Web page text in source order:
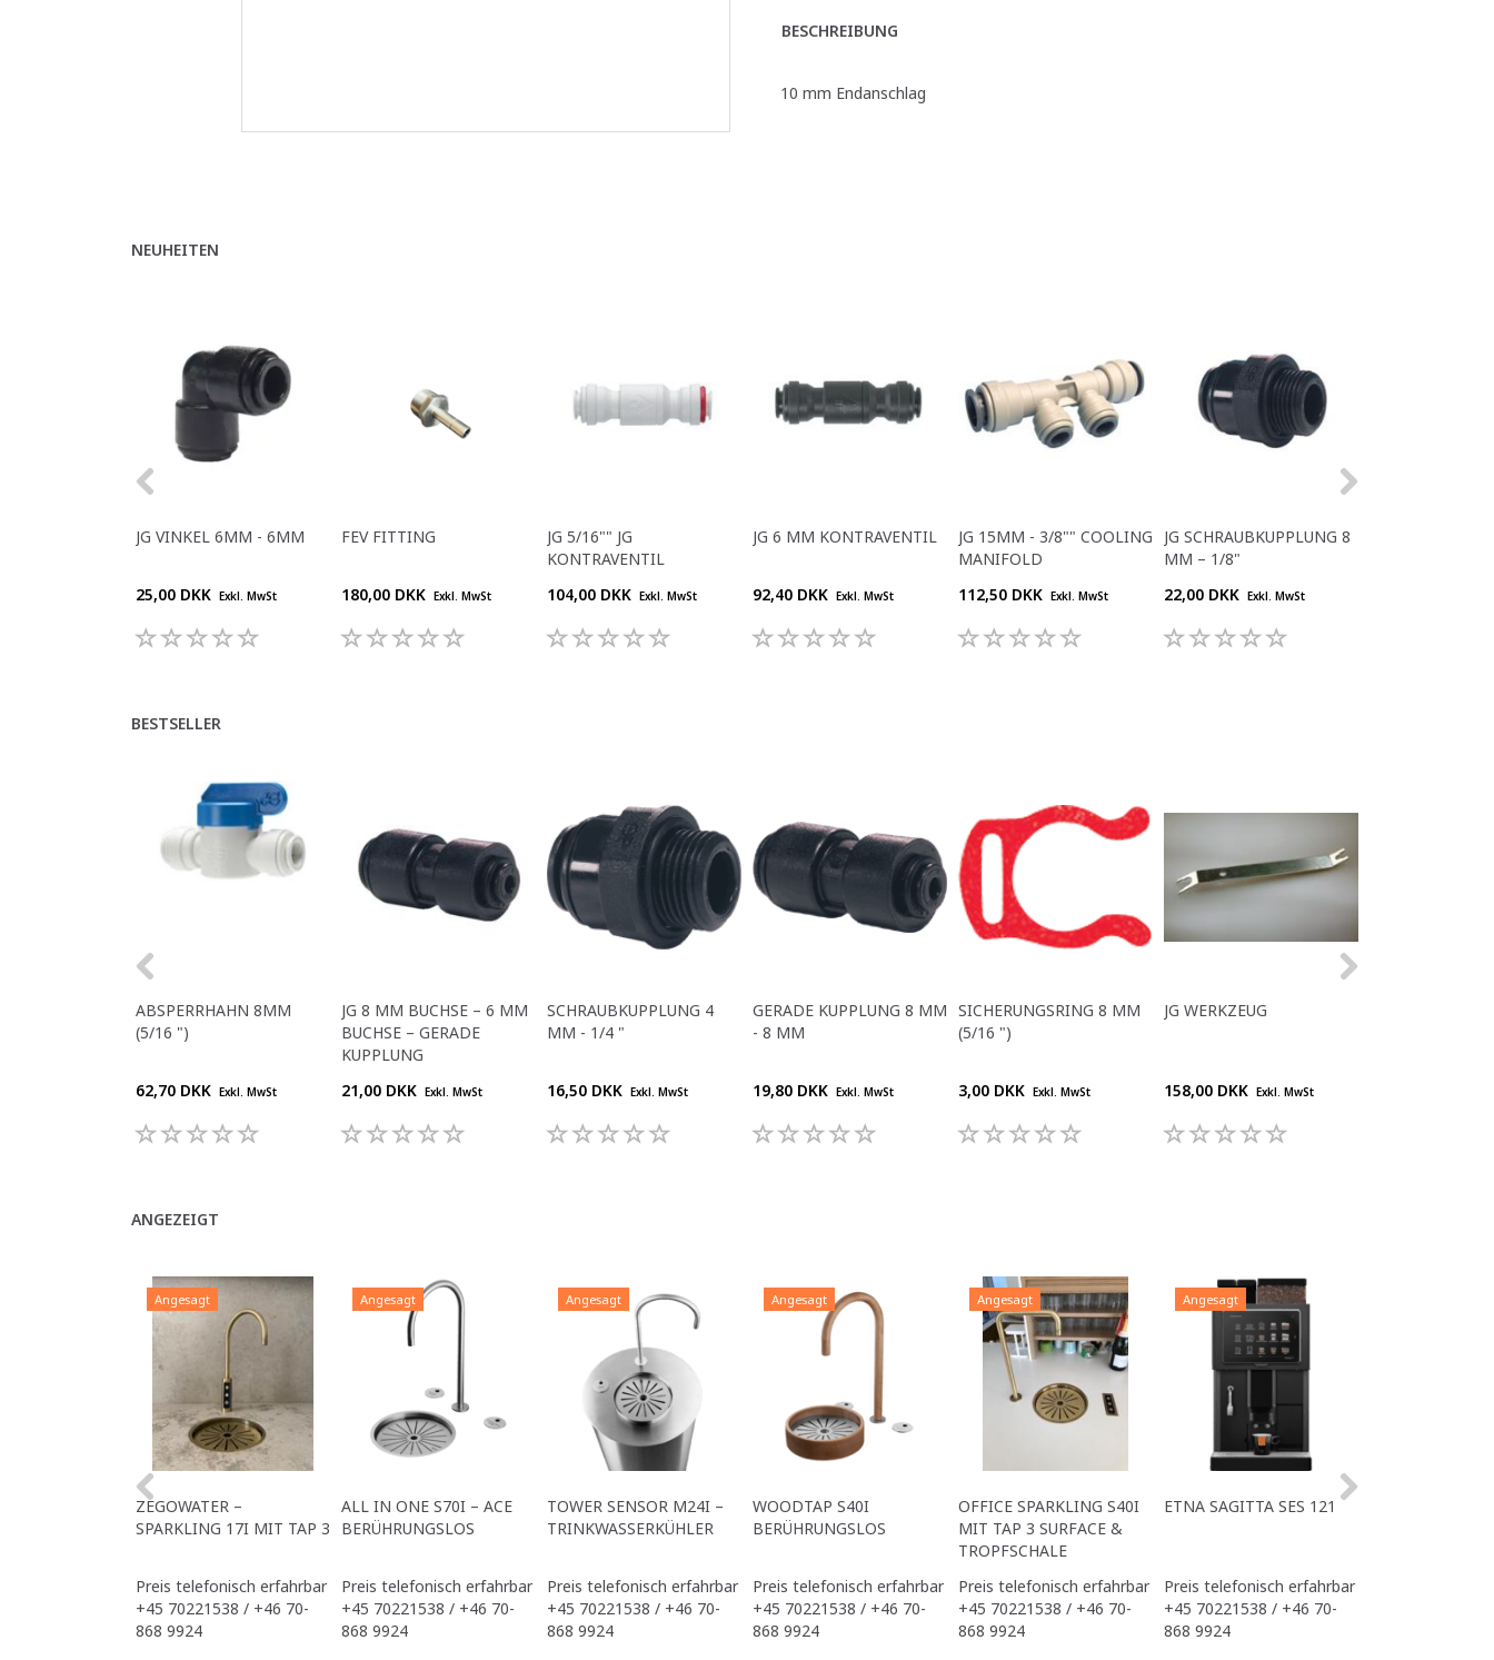
BESCHREIBUNG
10 mm Endanschlag
NEUHEITEN
JG VINKEL 6MM - 6MM
25,00 DKK Exkl. MwSt
FEV FITTING
180,00 DKK Exkl. MwSt
JG 5/16"" JG
KONTRAVENTIL
104,00 DKK Exkl. MwSt
JG 6 MM KONTRAVENTIL
92,40 DKK Exkl. MwSt
JG 15MM - 3/8"" COOLING
MANIFOLD
112,50 DKK Exkl. MwSt
JG SCHRAUBKUPPLUNG 8
MM – 1/8"
22,00 DKK Exkl. MwSt
BESTSELLER
ABSPERRHAHN 8MM
(5/16 ")
62,70 DKK Exkl. MwSt
JG 8 MM BUCHSE – 6 MM
BUCHSE – GERADE
KUPPLUNG
21,00 DKK Exkl. MwSt
SCHRAUBKUPPLUNG 4
MM - 1/4 "
16,50 DKK Exkl. MwSt
GERADE KUPPLUNG 8 MM
- 8 MM
19,80 DKK Exkl. MwSt
SICHERUNGSRING 8 MM
(5/16 ")
3,00 DKK Exkl. MwSt
JG WERKZEUG
158,00 DKK Exkl. MwSt
ANGEZEIGT
Angesagt
ZEGOWATER –
SPARKLING 17I MIT TAP 3
Preis telefonisch erfahrbar
+45 70221538 / +46 70-
868 9924
Angesagt
ALL IN ONE S70I – ACE
BERÜHRUNGSLOS
Preis telefonisch erfahrbar
+45 70221538 / +46 70-
868 9924
Angesagt
TOWER SENSOR M24I –
TRINKWASSERKÜHLER
Preis telefonisch erfahrbar
+45 70221538 / +46 70-
868 9924
Angesagt
WOODTAP S40I
BERÜHRUNGSLOS
Preis telefonisch erfahrbar
+45 70221538 / +46 70-
868 9924
Angesagt
OFFICE SPARKLING S40I
MIT TAP 3 SURFACE &
TROPFSCHALE
Preis telefonisch erfahrbar
+45 70221538 / +46 70-
868 9924
Angesagt
ETNA SAGITTA SES 121
Preis telefonisch erfahrbar
+45 70221538 / +46 70-
868 9924